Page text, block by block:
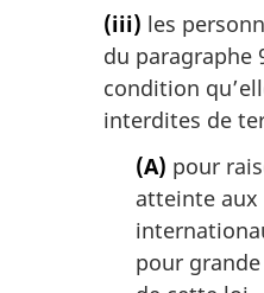
(iii) les
du paragraphe
condition
interdites de
(A) pour
atteinte
pour